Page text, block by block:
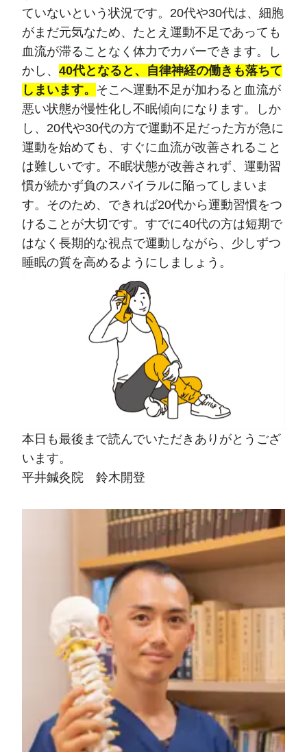
ていないという状況です。20代や30代は、細胞
がまだ元気なため、たとえ運動不足であっても
血流が滞ることなく体力でカバーできます。し
かし、 40代となると、自律神経の働きも落ちて
しまいます。 そこへ運動不足が加わると血流が
悪い状態が慢性化し不眠傾向になります。しか
し、20代や30代の方で運動不足だった方が急に
運動を始めても、すぐに血流が改善されること
は難しいです。不眠状態が改善されず、運動習
慣が続かず負のスパイラルに陥ってしまいま
す。そのため、できれば20代から運動習慣をつ
けることが大切です。すでに40代の方は短期で
はなく長期的な視点で運動しながら、少しずつ
睡眠の質を高めるようにしましょう。
本日も最後まで読んでいただきありがとうござ
います。
平井鍼灸院 鈴木開登